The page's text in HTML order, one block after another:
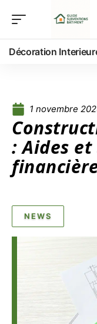
Décoration
1 novembre
: Aides
NEWS